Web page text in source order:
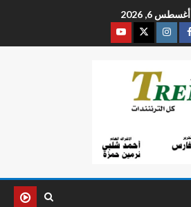
أغسطس 6, 2026